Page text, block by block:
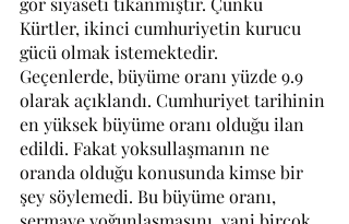
Kürtler, ikinci cumhuriyetin kurucu
gücü olmak istemektedir.
Geçenlerde, büyüme oranı yüzde 9.9
olarak açıklandı. Cumhuriyet tarihinin
en yüksek büyüme oranı olduğu ilan
edildi. Fakat yoksullaşmanın ne
oranda olduğu konusunda kimse bir
şey söylemedi. Bu büyüme oranı,